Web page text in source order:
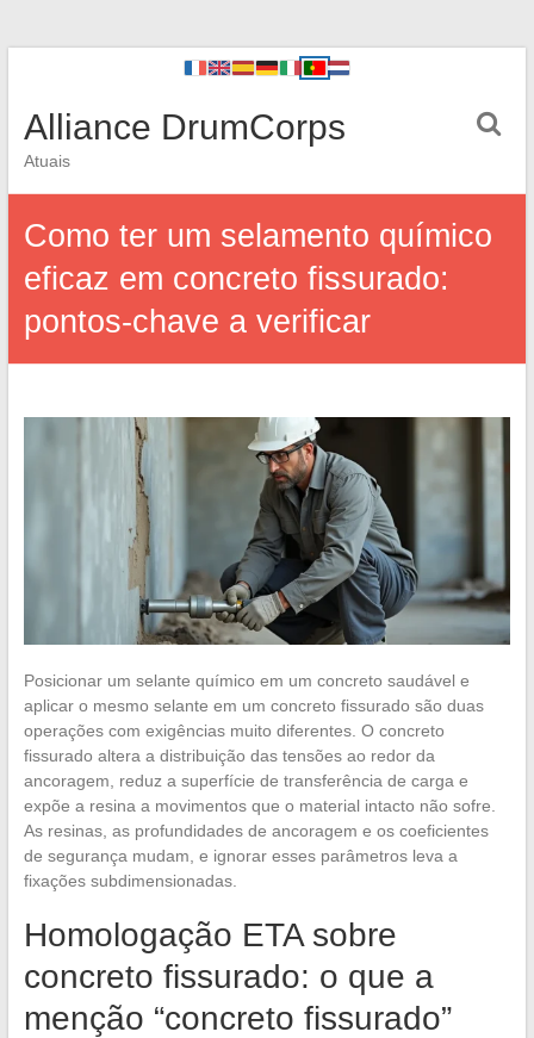
Alliance DrumCorps
Atuais
Como ter um selamento químico
eficaz em concreto fissurado:
pontos-chave a verificar
Posicionar um selante químico em um concreto saudável e
aplicar o mesmo selante em um concreto fissurado são duas
operações com exigências muito diferentes. O concreto
fissurado altera a distribuição das tensões ao redor da
ancoragem, reduz a superfície de transferência de carga e
expõe a resina a movimentos que o material intacto não sofre.
As resinas, as profundidades de ancoragem e os coeficientes
de segurança mudam, e ignorar esses parâmetros leva a
fixações subdimensionadas.
Homologação ETA sobre
concreto fissurado: o que a
menção “concreto fissurado”